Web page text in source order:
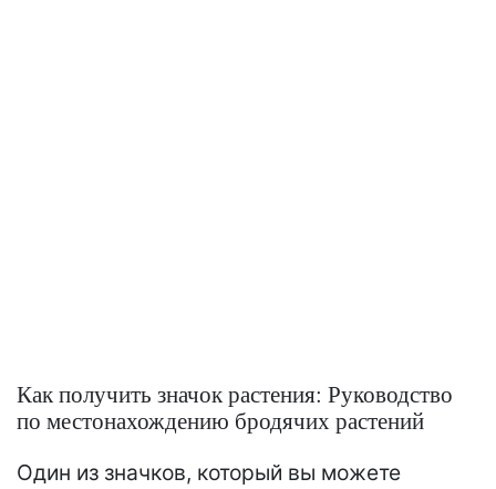
Как получить значок растения: Руководство
по местонахождению бродячих растений
Один из значков, который вы можете